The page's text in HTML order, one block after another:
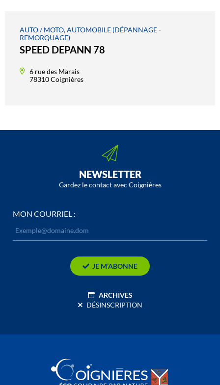
AUTO / MOTO, AUTOMOBILE (DÉPANNAGE -
REMORQUAGE)
SPEED DEPANN 78
6 rue des Marais
78310 Coignières
NEWSLETTER
Gardez le contact avec Coignières
MON COURRIEL :
JE M’ABONNE
ARCHIVES
DÉSINSCRIPTION